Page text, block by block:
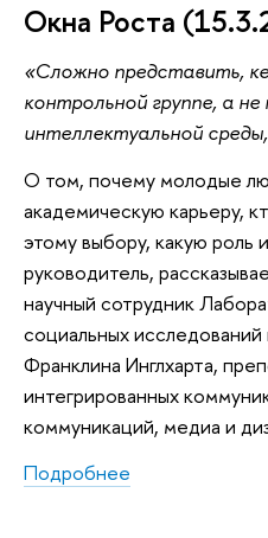
Окна Роста
«Сложно представить,
контрольной группе, а
интеллектуальной
О том, почему молодые
академическую карьеру,
этому выбору, какую роль
руководитель,
научный сотрудник
социальных
Франклина Инглхарта,
интегрированных
коммуникаций, медиа и
Подробнее